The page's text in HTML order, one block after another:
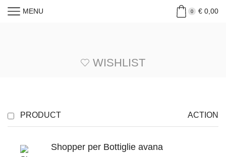
MENU 0 €0,00
WISHLIST
PRODUCT ACTION
Shopper per Bottiglie avana